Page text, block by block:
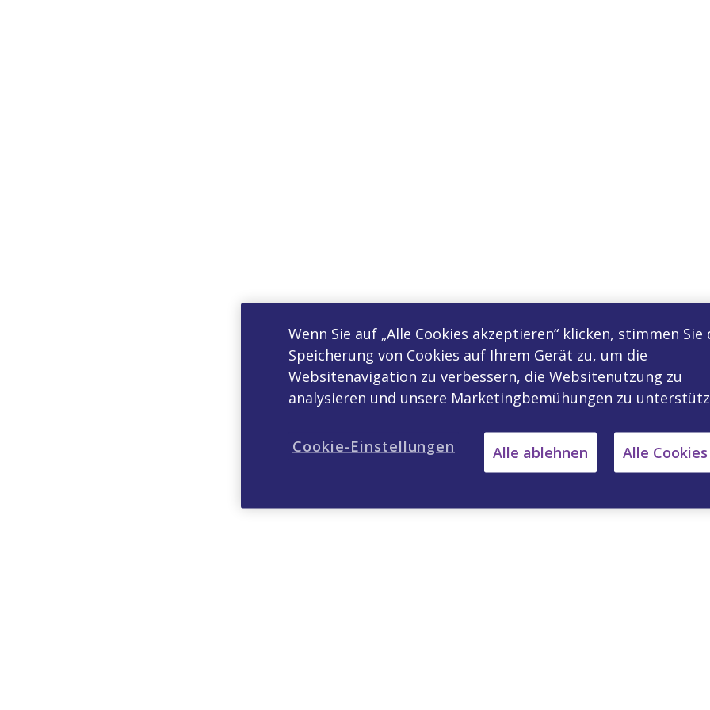
Wenn Sie auf „Alle Cookies akzeptieren“ klicken, stimmen Sie
Speicherung von Cookies auf Ihrem Gerät zu, um die
Websitenavigation zu verbessern, die Websitenutzung zu
analysieren und unsere Marketingbemühungen zu
Alle ablehnen Alle
Cookie-Einstellungen